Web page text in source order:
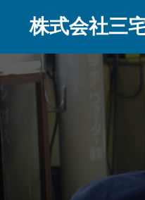
株式会社三